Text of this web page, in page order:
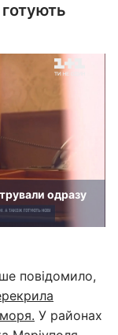
одразу
повідомило,
У районах